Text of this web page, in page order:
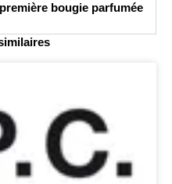
bougie parfumée